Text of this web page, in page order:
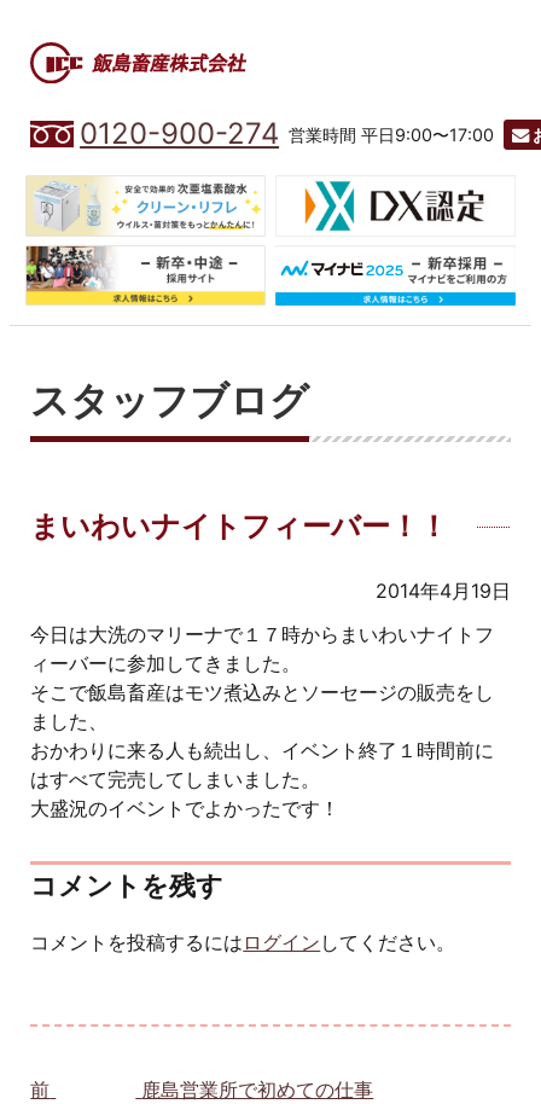
0120-900-274 営業時間 平日9:00〜17:00
スタッフブログ
まいわいナイトフィーバー！！
2014年4月19日
今日は大洗のマリーナで１７時からまいわいナイトフ
ィーバーに参加してきました。
そこで飯島畜産はモツ煮込みとソーセージの販売をし
ました、
おかわりに来る人も続出し、イベント終了１時間前に
はすべて完売してしまいました。
大盛況のイベントでよかったです！
コメントを残す
コメントを投稿するには ログイン してください。
前
鹿島営業所で初めての仕事